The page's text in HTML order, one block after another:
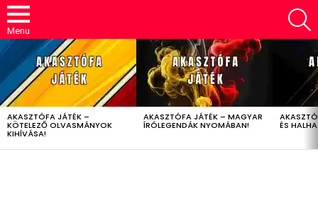
Menu
LATEST
STORIES
AKASZTÓFA JÁTÉK –
KÖTELEZŐ OLVASMÁNYOK
KIHÍVÁSA!
AKASZTÓFA JÁTÉK – MAGYAR
ÍRÓLEGENDÁK NYOMÁBAN! ÉS